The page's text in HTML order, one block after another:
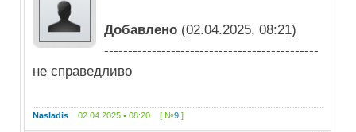
Добавлено (02.04.2025, 08:21)
---------------------------------------------
не справедливо
Nasladis 02.04.2025 • 08:20 [ №9 ]